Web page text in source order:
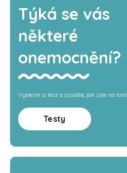
Týká se vás
některé
onemocnění?
Vyberte si test a zjistěte, jak jste na tom
Testy